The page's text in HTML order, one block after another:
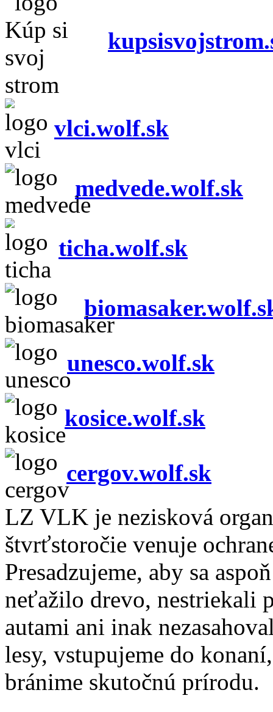
vlci.wolf.sk
medvede.wolf.sk
ticha.wolf.sk
unesco.wolf.sk
kosice.wolf.sk
cergov.wolf.sk
LZ VLK je nezisková
štvrťstoročie venuje
Presadzujeme, aby sa
neťažilo drevo, nestriekali
autami ani inak
lesy, vstupujeme do
bránime skutočnú prírodu.